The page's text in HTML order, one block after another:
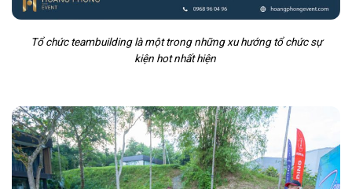
Tổ chức teambuilding là một trong những xu hướng tổ chức sự
kiện hot nhất hiện